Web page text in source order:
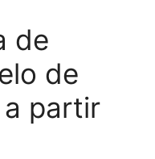
de
de
a partir